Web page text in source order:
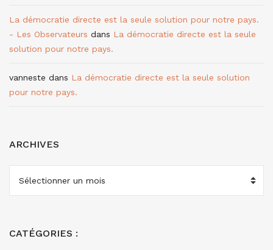
La démocratie directe est la seule solution pour notre pays.
- Les Observateurs dans La démocratie directe est la seule
solution pour notre pays.
vanneste dans La démocratie directe est la seule solution
pour notre pays.
ARCHIVES
CATÉGORIES :